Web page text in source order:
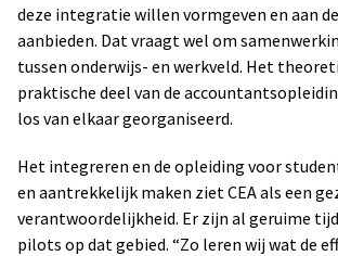
deze integratie willen vormgeven en aan
aanbieden. Dat vraagt wel om
tussen onderwijs- en werkveld. Het
praktische deel van de
los van elkaar georganiseerd.
Het integreren en de opleiding voor
en aantrekkelijk maken ziet CEA als een
verantwoordelijkheid. Er zijn al geruime
pilots op dat gebied. “Zo leren wij wat de